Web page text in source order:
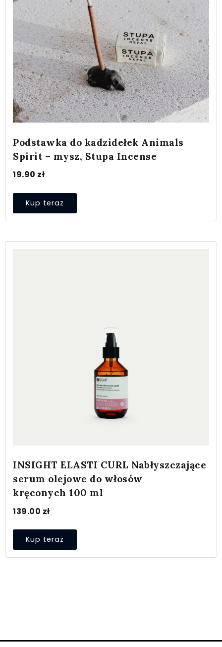
Podstawka do kadzidełek Animals
Spirit – mysz, Stupa Incense
19.90 zł
Kup teraz
INSIGHT ELASTI CURL Nabłyszczające
serum olejowe do włosów
kręconych 100 ml
139.00 zł
Kup teraz